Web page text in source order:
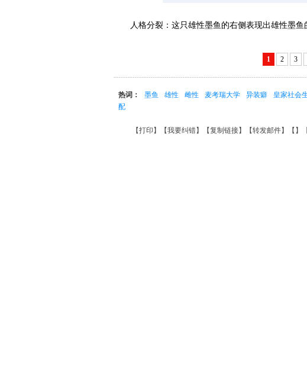
人格分裂：这只雄性墨鱼的右侧表现出雄性墨鱼
1 2 3
热词： 墨鱼 雄性 雌性 麦考瑞大学 异装癖 皇家社会
配
【打印 】【我要纠错】【复制链接】【转发邮件】【 】